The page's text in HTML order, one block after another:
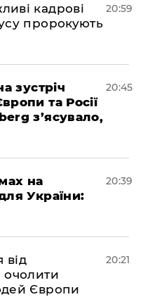
кадрові
пророкують
20:59
зустріч
та Росії
з’ясувало,
20:45
на
України:
20:39
від
Європи
20:21